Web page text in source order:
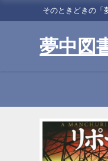
そのときどきの「
夢中図